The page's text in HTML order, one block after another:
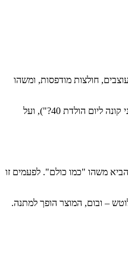
חולצות מודפסות, ומשהו
אבל חנות אונליין למתנות היא לא רק "איקומרס" ועוד סליקה. כשעושים את זה ברצינות – והיא כן דורשת רצינות – מדובר בסיפור על רגשות, על בחירות קטנות של לקוחות ברגעי לחץ ("מה אני קונה ליום הולדת 40?"), ועל
משהו "כמו כולם". לפעמים זו
– ובום, המוצר הופך למתנה.